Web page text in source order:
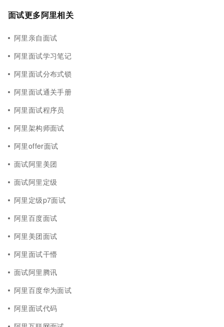
面试更多阿里相关
阿里亲自面试
阿里面试学习笔记
阿里面试分布式锁
阿里面试通关手册
阿里面试程序员
阿里架构师面试
阿里offer面试
面试阿里美团
面试阿里定级
阿里定级p7面试
阿里百度面试
阿里美团面试
阿里面试干懵
面试阿里腾讯
阿里百度华为面试
阿里面试代码